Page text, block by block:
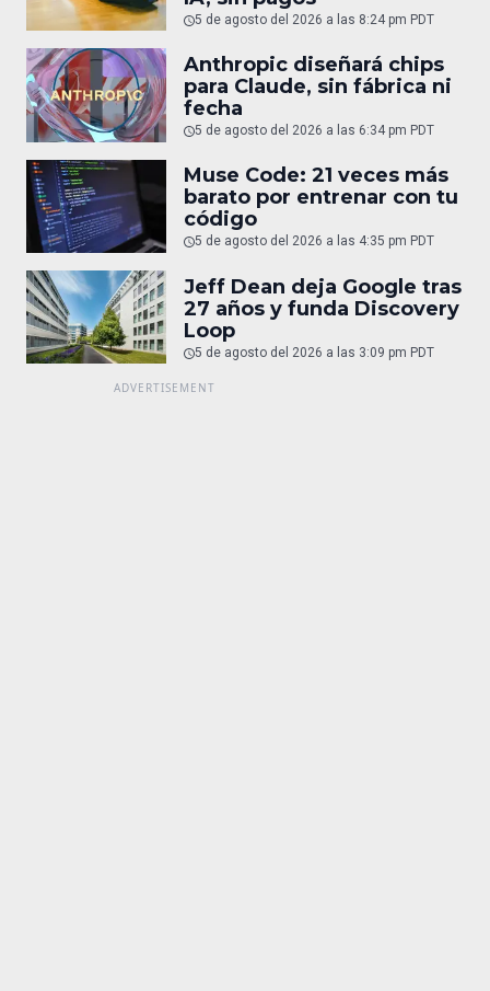
5 de agosto del 2026 a las 8:24 pm PDT
Anthropic diseñará chips
para Claude, sin fábrica ni
fecha
5 de agosto del 2026 a las 6:34 pm PDT
Muse Code: 21 veces más
barato por entrenar con tu
código
5 de agosto del 2026 a las 4:35 pm PDT
Jeff Dean deja Google tras
27 años y funda Discovery
Loop
5 de agosto del 2026 a las 3:09 pm PDT